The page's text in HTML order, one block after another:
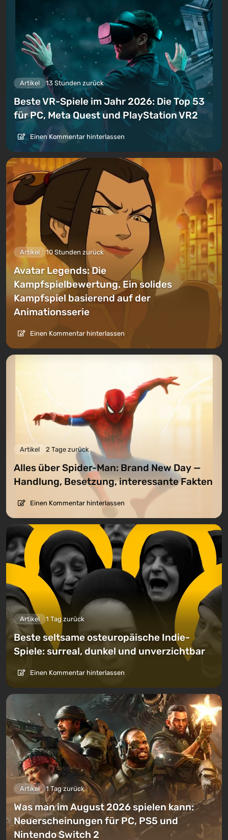
Artikel 13 Stunden zurück
Beste VR-Spiele im Jahr 2026: Die Top 53
für PC, Meta Quest und PlayStation VR2
Einen Kommentar hinterlassen
Artikel 10 Stunden zurück
Avatar Legends: Die
Kampfspielbewertung. Ein solides
Kampfspiel basierend auf der
Animationsserie
Einen Kommentar hinterlassen
Artikel 2 Tage zurück
Alles über Spider-Man: Brand New Day —
Handlung, Besetzung, interessante Fakten
Einen Kommentar hinterlassen
Artikel 1 Tag zurück
Beste seltsame osteuropäische Indie-
Spiele: surreal, dunkel und unverzichtbar
Einen Kommentar hinterlassen
Artikel 1 Tag zurück
Was man im August 2026 spielen kann:
Neuerscheinungen für PC, PS5 und
Nintendo Switch 2